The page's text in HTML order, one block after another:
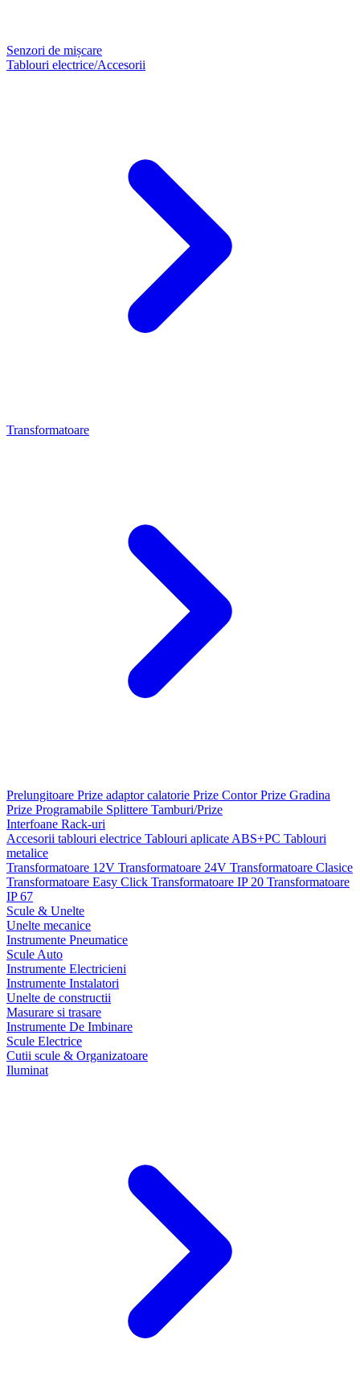
Senzori de mișcare
Tablouri electrice/Accesorii
Transformatoare
Prelungitoare Prize adaptor calatorie Prize ContorPrize Gradina
Prize Programabile Splittere Tamburi/Prize
Interfoane Rack-uri
Accesorii tablouri electrice Tablouri aplicate ABS+PC Tablouri
metalice
Transformatoare 12V Transformatoare 24V Transformatoare Clasice
Transformatoare Easy Click Transformatoare IP 20 Transformatoare
IP 67
Scule & Unelte
Unelte mecanice
Instrumente Pneumatice
Scule Auto
Instrumente Electricieni
Instrumente Instalatori
Unelte de constructii
Masurare si trasare
Instrumente De Imbinare
Scule Electrice
Cutii scule & Organizatoare
Iluminat